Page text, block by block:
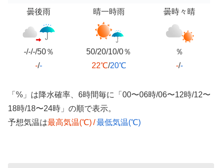
曇後雨
-/-/-/50％
-/-
晴一時雨
50/20/10/0％
22℃/20℃
曇時々晴
％
-/-
「%」は降水確率、6時間毎に「00〜06時/06〜12時/12〜
18時/18〜24時」の順で表示。
予想気温は最高気温(℃)/最低気温(℃)